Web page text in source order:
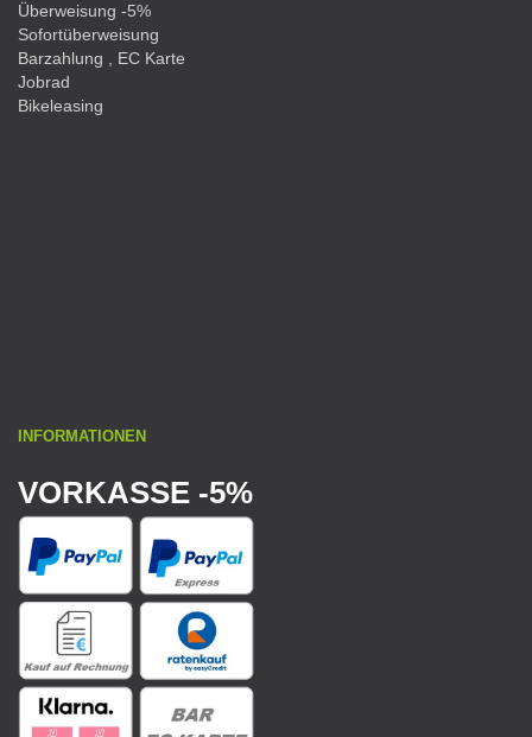
Überweisung -5%
Sofortüberweisung
Barzahlung , EC Karte
Jobrad
Bikeleasing
INFORMATIONEN
VORKASSE -5%